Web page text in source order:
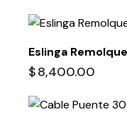
Eslinga
$8,400.00